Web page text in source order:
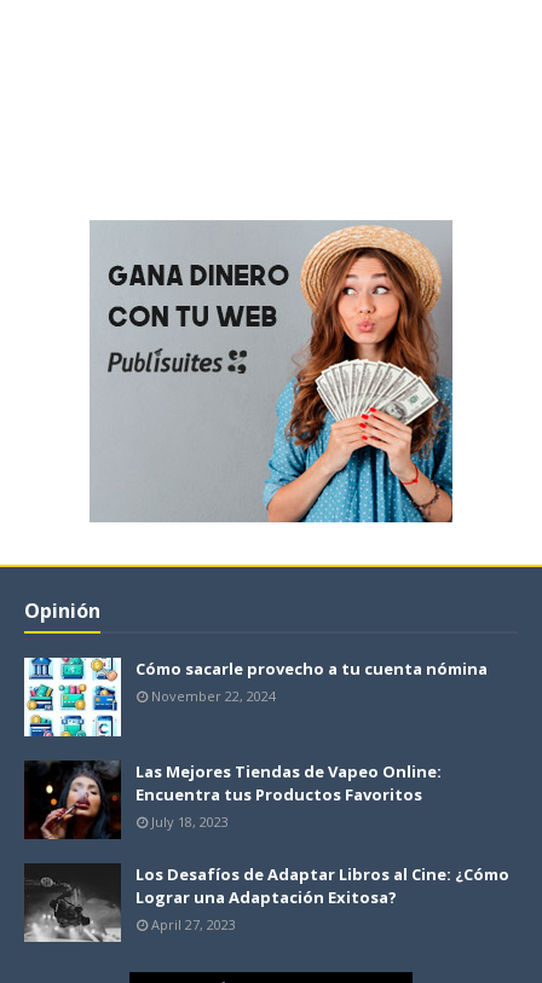
Opinión
Cómo sacarle provecho a tu cuenta nómina
November 22, 2024
Las Mejores Tiendas de Vapeo Online:
Encuentra tus Productos Favoritos
July 18, 2023
Los Desafíos de Adaptar Libros al Cine: ¿Cómo
Lograr una Adaptación Exitosa?
April 27, 2023